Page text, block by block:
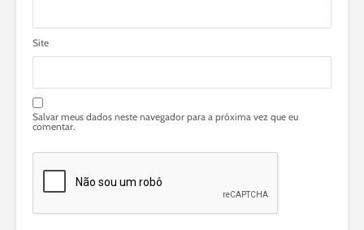
Site
Salvar meus dados neste navegador para a próxima vez que eu
comentar.